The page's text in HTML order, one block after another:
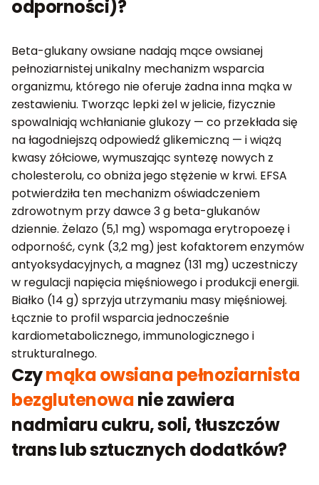
odporności)?
Beta-glukany owsiane nadają mące owsianej
pełnoziarnistej unikalny mechanizm wsparcia
organizmu, którego nie oferuje żadna inna mąka w
zestawieniu. Tworząc lepki żel w jelicie, fizycznie
spowalniają wchłanianie glukozy — co przekłada się
na łagodniejszą odpowiedź glikemiczną — i wiążą
kwasy żółciowe, wymuszając syntezę nowych z
cholesterolu, co obniża jego stężenie w krwi. EFSA
potwierdziła ten mechanizm oświadczeniem
zdrowotnym przy dawce 3 g beta-glukanów
dziennie. Żelazo (5,1 mg) wspomaga erytropoezę i
odporność, cynk (3,2 mg) jest kofaktorem enzymów
antyoksydacyjnych, a magnez (131 mg) uczestniczy
w regulacji napięcia mięśniowego i produkcji energii.
Białko (14 g) sprzyja utrzymaniu masy mięśniowej.
Łącznie to profil wsparcia jednocześnie
kardiometabolicznego, immunologicznego i
strukturalnego.
Czymąka owsiana pełnoziarnista
bezglutenowanie zawiera
nadmiaru cukru, soli, tłuszczów
trans lub sztucznych dodatków?